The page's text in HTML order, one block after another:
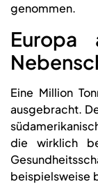
genommen.
Europa
Eine Million
ausgebracht.
die wirklich
beispielsweise